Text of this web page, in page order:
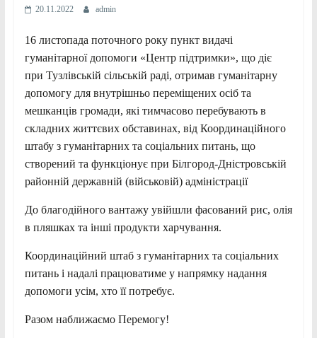
20.11.2022 admin
16 листопада поточного року пункт видачі
гуманітарної допомоги «Центр підтримки», що діє
при Тузлівській сільській раді, отримав гуманітарну
допомогу для внутрішньо переміщених осіб та
мешканців громади, які тимчасово перебувають в
складних життєвих обставинах, від Координаційного
штабу з гуманітарних та соціальних питань, що
створений та функціонує при Білгород-Дністровській
районній державній (військовій) адміністрації
До благодійного вантажу увійшли фасований рис, олія
в пляшках та інші продукти харчування.
Координаційний штаб з гуманітарних та соціальних
питань і надалі працюватиме у напрямку надання
допомоги усім, хто її потребує.
Разом наближаємо Перемогу!